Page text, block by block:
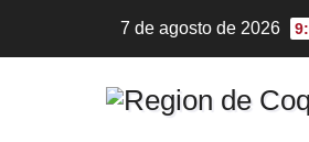
7 de agosto de 2026